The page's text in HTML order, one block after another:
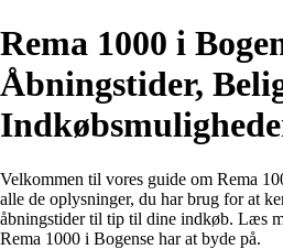
Rema 1000 i
Åbningstider,
Velkommen til vores guide om Rema
alle de oplysninger, du har brug for at
åbningstider til tip til dine indkøb. Læs
Rema 1000 i Bogense har at byde på.